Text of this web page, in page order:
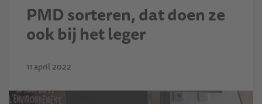
PMD sorteren, dat doen ze
ook bij het leger
11 april 2022